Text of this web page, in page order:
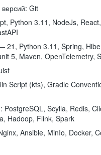
Git
Python 3.11, NodeJs,
21, Python 3.11, Spring,
5, Maven, OpenTelemetry,
Script (kts), Gradle
PostgreSQL, Scylla, Redis,
Hadoop, Flink, Spark
Ansible, MinIo, Docker,